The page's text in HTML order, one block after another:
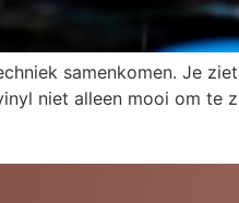
samenkomen. Je
niet alleen mooi om